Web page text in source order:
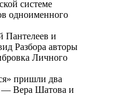
системе
одноименного
Пантелеев и
Разбора авторы
Личного
пришли два
— Вера Шатова и